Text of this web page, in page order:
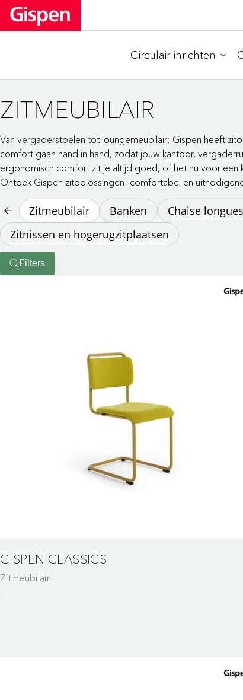
Circulair inrichten
ZITMEUBILAIR
Van vergaderstoelen tot loungemeubilair: Gispen heeft
comfort gaan hand in hand, zodat jouw kantoor,
ergonomisch comfort zit je altijd goed, of het nu voor een
Ontdek Gispen zitoplossingen: comfortabel en
Zitmeubilair Banken Chaise
Zitnissen en hogerugzitplaatsen
Filters
GISPEN CLASSICS
Zitmeubilair